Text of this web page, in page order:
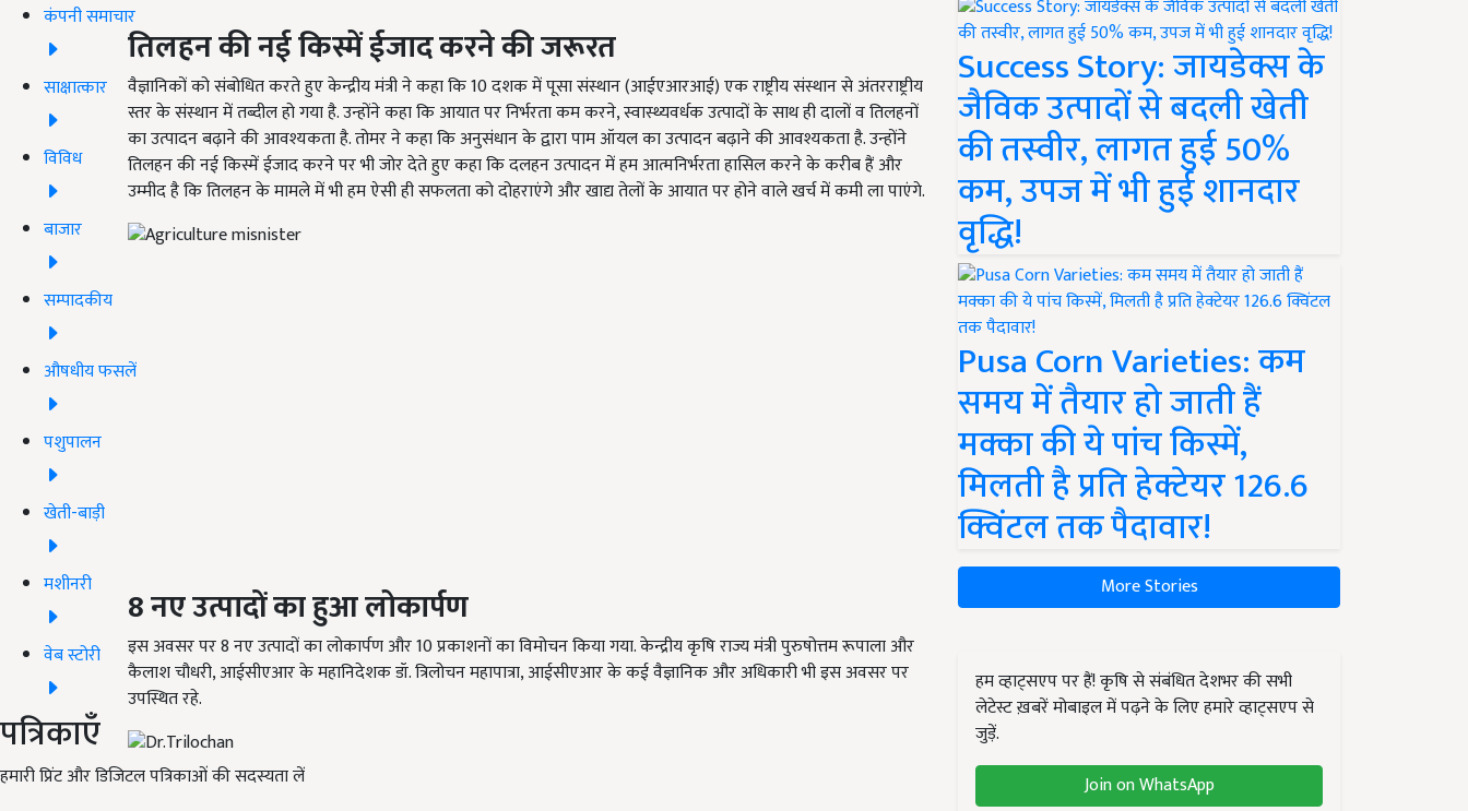
कंपनी समाचार
साक्षात्कार
विविध
बाजार
सम्पादकीय
औषधीय फसलें
पशुपालन
खेती-बाड़ी
मशीनरी
वेब स्टोरी
पत्रिकाएँ
हमारी प्रिंट और डिजिटल पत्रिकाओं की सदस्यता लें
तिलहन की नई किस्में ईजाद करने की जरूरत
वैज्ञानिकों को संबोधित करते हुए केन्द्रीय मंत्री ने कहा कि 10 दशक में पूसा संस्थान (आईएआरआई) एक राष्ट्रीय संस्थान से अंतरराष्ट्रीय
स्तर के संस्थान में तब्दील हो गया है. उन्होंने कहा कि आयात पर निर्भरता कम करने, स्वास्थ्यवर्धक उत्पादों के साथ ही दालों व तिलहनों
का उत्पादन बढ़ाने की आवश्यकता है. तोमर ने कहा कि अनुसंधान के द्वारा पाम ऑयल का उत्पादन बढ़ाने की आवश्यकता है. उन्होंने
तिलहन की नई किस्में ईजाद करने पर भी जोर देते हुए कहा कि दलहन उत्पादन में हम आत्मनिर्भरता हासिल करने के करीब हैं और
उम्मीद है कि तिलहन के मामले में भी हम ऐसी ही सफलता को दोहराएंगे और खाद्य तेलों के आयात पर होने वाले खर्च में कमी ला पाएंगे.
8नए उत्पादों काहुआलोकार्पण
इस अवसर पर 8 नए उत्पादों का लोकार्पण और 10 प्रकाशनों का विमोचन किया गया. केन्द्रीय कृषि राज्य मंत्री पुरुषोत्तम रूपाला और
कैलाश चौधरी, आईसीएआर के महानिदेशक डॉ. त्रिलोचन महापात्रा, आईसीएआर के कई वैज्ञानिक और अधिकारी भी इस अवसर पर
उपस्थित रहे.
Success Story: जायडेक्स के
जैविक उत्पादों से बदली खेती
की तस्वीर, लागत हुई 50%
कम, उपज में भी हुई शानदार
वृद्धि!
Pusa Corn Varieties: कम
समय में तैयार हो जाती हैं
मक्का की ये पांच किस्में,
मिलती है प्रति हेक्टेयर 126.6
क्विंटल तक पैदावार!
More Stories
हम व्हाट्सएप पर हैं! कृषि से संबंधित देशभर की सभी
लेटेस्ट ख़बरें मोबाइल में पढ़ने के लिए हमारे व्हाट्सएप से
जुड़ें.
Join on WhatsApp